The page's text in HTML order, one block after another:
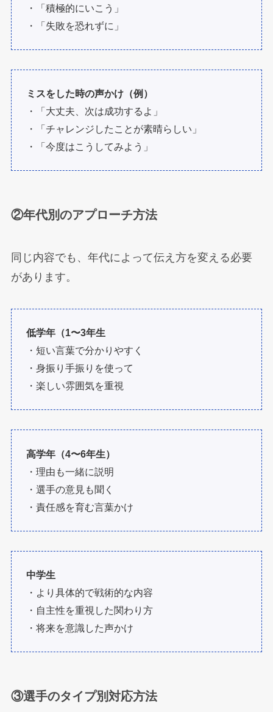
・「積極的にいこう」
・「失敗を恐れずに」
ミスをした時の声かけ（例）
・「大丈夫、次は成功するよ」
・「チャレンジしたことが素晴らしい」
・「今度はこうしてみよう」
②年代別のアプローチ方法
同じ内容でも、年代によって伝え方を変える必要
があります。
低学年（1〜3年生
・短い言葉で分かりやすく
・身振り手振りを使って
・楽しい雰囲気を重視
高学年（4〜6年生）
・理由も一緒に説明
・選手の意見も聞く
・責任感を育む言葉かけ
中学生
・より具体的で戦術的な内容
・自主性を重視した関わり方
・将来を意識した声かけ
③選手のタイプ別対応方法